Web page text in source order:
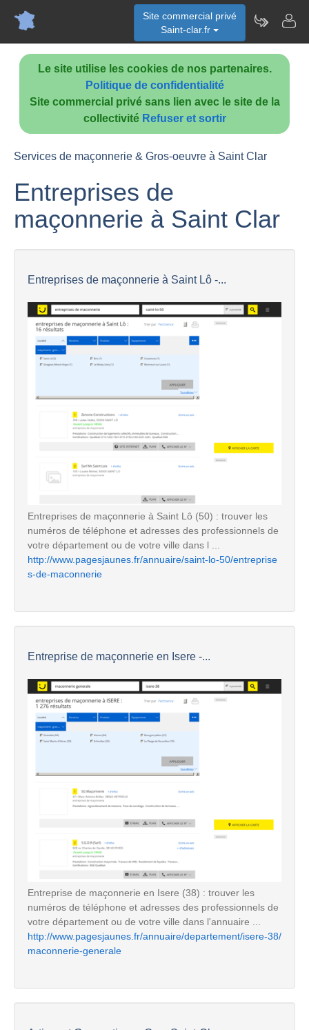
Le site utilise les cookies de nos partenaires.
Politique de confidentialité
Site commercial privé sans lien avec le site de la
collectivité Refuser et sortir
Site commercial privé
Saint-clar.fr
Services de maçonnerie & Gros-oeuvre à Saint Clar
Entreprises de
maçonnerie à Saint Clar
Entreprises de maçonnerie à Saint Lô -...
Entreprises de maçonnerie à Saint Lô (50) : trouver les
numéros de téléphone et adresses des professionnels de
votre département ou de votre ville dans l ...
http://www.pagesjaunes.fr/annuaire/saint-lo-50/entreprise
s-de-maconnerie
Entreprise de maçonnerie en Isere -...
Entreprise de maçonnerie en Isere (38) : trouver les
numéros de téléphone et adresses des professionnels de
votre département ou de votre ville dans l'annuaire ...
http://www.pagesjaunes.fr/annuaire/departement/isere-38/
maconnerie-generale